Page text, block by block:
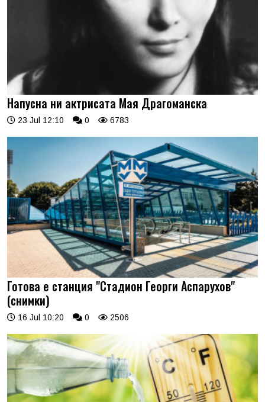
Напусна ни актрисата Мая Драгоманска
23 Jul 12:10 0 6783
Готова е станция "Стадион Георги Аспарухов"
(снимки)
16 Jul 10:20 0 2506